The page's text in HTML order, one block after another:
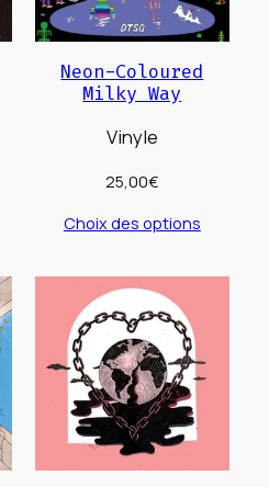
Neon-Coloured
Milky Way
Vinyle
25,00€
Choix des options